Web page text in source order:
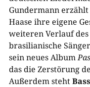
Gundermann
Haase ihre eigene
weiteren Verlauf
brasilianische
sein neues Album
das die Zerstörung
Außerdem steht